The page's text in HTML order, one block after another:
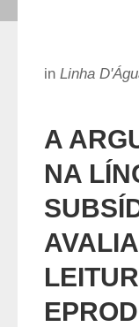
in Linha
A
NA